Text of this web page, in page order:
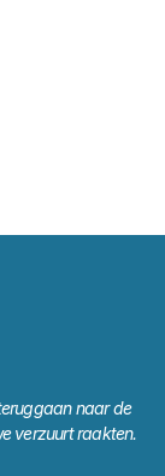
naar de
verzuurt raakten.